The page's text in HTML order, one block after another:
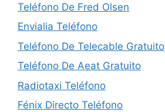
Teléfono De Fred Olsen
Envialia Teléfono
Teléfono De Telecable Gratuito
Teléfono De Aeat Gratuito
Radiotaxi Teléfono
Fénix Directo Teléfono